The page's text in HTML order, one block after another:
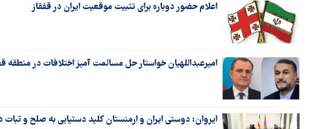
اعلام حضور دوباره برای تثبیت موقعیت ایران در قفقاز
امیرعبداللهیان خواستار حل مسالمت آمیز اختلافات در منطقه
ایروان: دوستی ایران و ارمنستان کلید دستیابی به صلح و